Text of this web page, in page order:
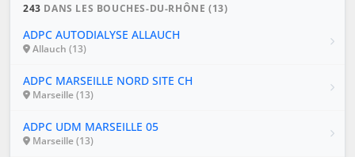
243 DANS LES BOUCHES-DU-RHÔNE (13)
ADPC AUTODIALYSE ALLAUCH
Allauch (13)
ADPC MARSEILLE NORD SITE CH
Marseille (13)
ADPC UDM MARSEILLE 05
Marseille (13)